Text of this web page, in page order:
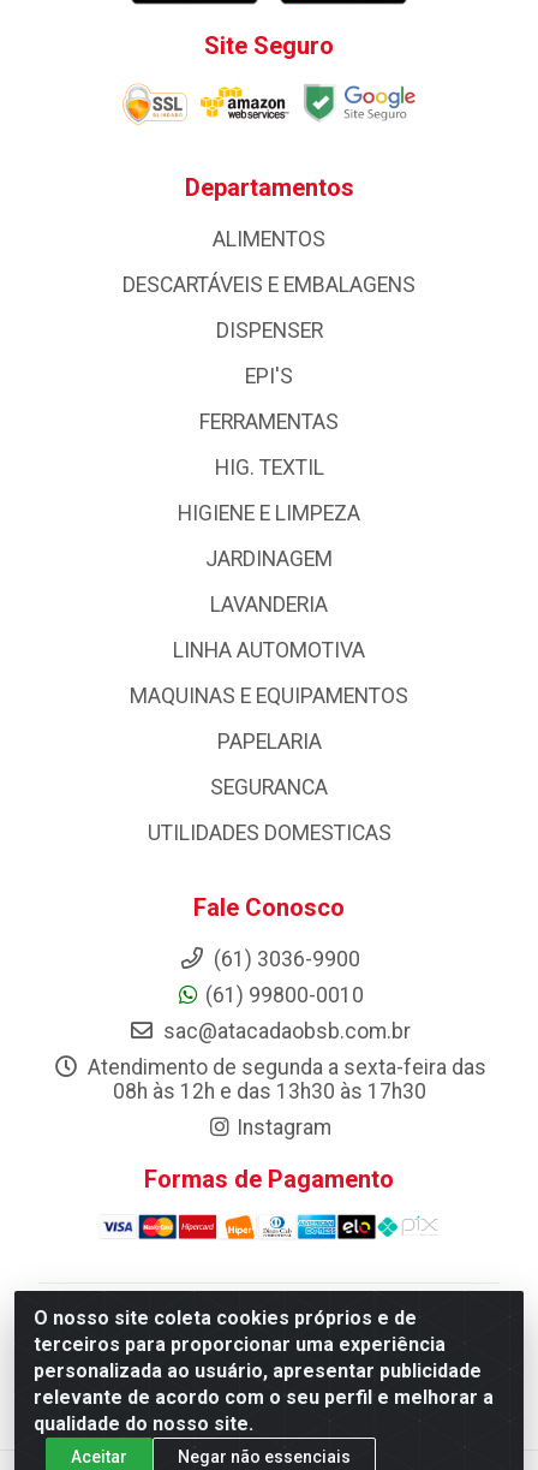
O nosso site coleta cookies próprios e de
terceiros para proporcionar uma experiência
personalizada ao usuário, apresentar publicidade
relevante de acordo com o seu perfil e melhorar a
qualidade do nosso site.
Aceitar Negar não essenciais
Site Seguro
Departamentos
ALIMENTOS
DESCARTÁVEIS E EMBALAGENS
DISPENSER
EPI'S
FERRAMENTAS
HIG. TEXTIL
HIGIENE E LIMPEZA
JARDINAGEM
LAVANDERIA
LINHA AUTOMOTIVA
MAQUINAS E EQUIPAMENTOS
PAPELARIA
SEGURANCA
UTILIDADES DOMESTICAS
Fale Conosco
(61) 3036-9900
(61) 99800-0010
sac@atacadaobsb.com.br
Atendimento de segunda a sexta-feira das
08h às 12h e das 13h30 às 17h30
Instagram
Formas de Pagamento
Atacadao da Limpeza F. Pereira Queiroz Comercio e
Distribuicao LTDA - Quadra Qi 10 Lotes 39 e, 41 - Setor
Industrial (Taguatinga), Brasília/DF - CEP 72.135-100 -
CNPJ 13.184.675/0001-80